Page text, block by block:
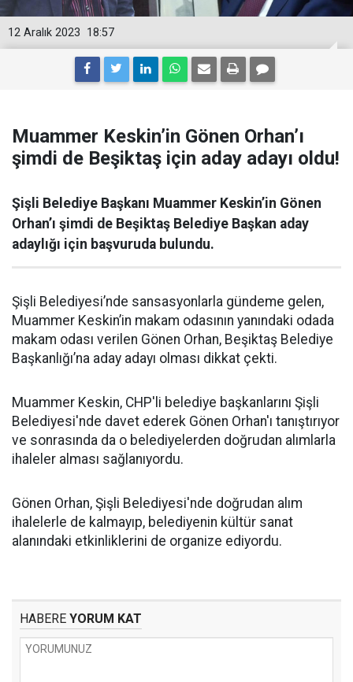
18:57
12 Aralık 2023
Muammer Keskin’in Gönen Orhan’ı
şimdi de Beşiktaş için aday adayı oldu!
Şişli Belediye Başkanı Muammer Keskin’in Gönen
Orhan’ı şimdi de Beşiktaş Belediye Başkan aday
adaylığı için başvuruda bulundu.
Şişli Belediyesi’nde sansasyonlarla gündeme gelen,
Muammer Keskin’in makam odasının yanındaki odada
makam odası verilen Gönen Orhan, Beşiktaş Belediye
Başkanlığı’na aday adayı olması dikkat çekti.
Muammer Keskin, CHP'li belediye başkanlarını Şişli
Belediyesi'nde davet ederek Gönen Orhan'ı tanıştırıyor
ve sonrasında da o belediyelerden doğrudan alımlarla
ihaleler alması sağlanıyordu.
Gönen Orhan, Şişli Belediyesi'nde doğrudan alım
ihalelerle de kalmayıp, belediyenin kültür sanat
alanındaki etkinliklerini de organize ediyordu.
HABERE YORUM KAT